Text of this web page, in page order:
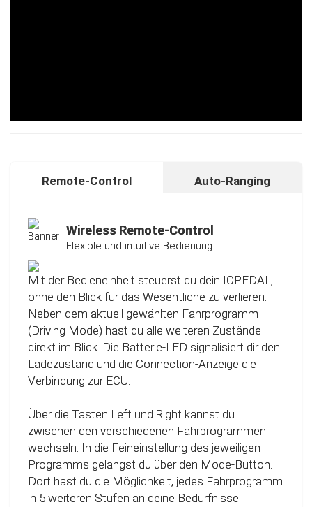
Remote-Control Auto-Ranging
Wireless Remote-Control
Flexible und intuitive Bedienung
Mit der Bedieneinheit steuerst du dein IOPEDAL,
ohne den Blick für das Wesentliche zu verlieren.
Neben dem aktuell gewählten Fahrprogramm
(Driving Mode) hast du alle weiteren Zustände
direkt im Blick. Die Batterie-LED signalisiert dir den
Ladezustand und die Connection-Anzeige die
Verbindung zur ECU.
Über die Tasten Left und Right kannst du
zwischen den verschiedenen Fahrprogrammen
wechseln. In die Feineinstellung des jeweiligen
Programms gelangst du über den Mode-Button.
Dort hast du die Möglichkeit, jedes Fahrprogramm
in 5 weiteren Stufen an deine Bedürfnisse
Kalibrierungsfunktion
Das Steuergerät (ECU) verfügt über eine
intelligente Kalibrierfunktion. Direkt nach dem
Einbau des IOPEDAL werden alle notwendigen
Informationen des Gaspedals automatisch
analysiert und zu einem optimierten individuellen
Kennfeld verarbeitet. Dadurch werden die
einzelnen Fahrmodi (Fahrprogramme)
automatisch an die Charakteristik des Gaspedals
Technologie werden alle Potenziale deines
Fahrzeuges erkannt und können optimal genutzt
werden.